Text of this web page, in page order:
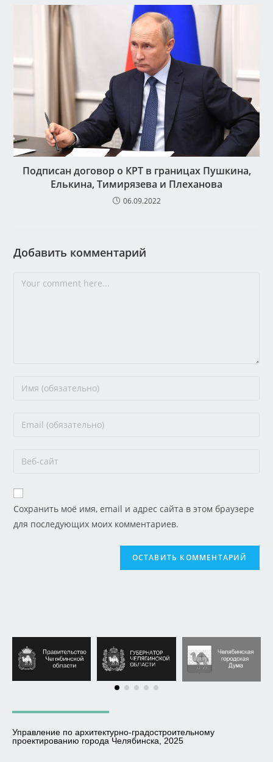
Подписан договор о КРТ в границах Пушкина,
Елькина, Тимирязева и Плеханова
06.09.2022
Добавить комментарий
Сохранить моё имя, email и адрес сайта в этом браузере
для последующих моих комментариев.
Управление по архитектурно-градостроительному
проектированию города Челябинска, 2025